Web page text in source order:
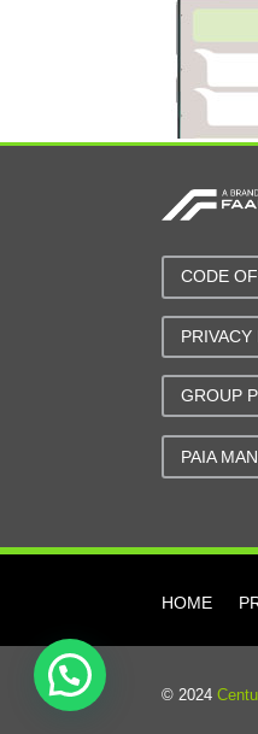
CODE
GROUP
PAIA
HOME
© 2024